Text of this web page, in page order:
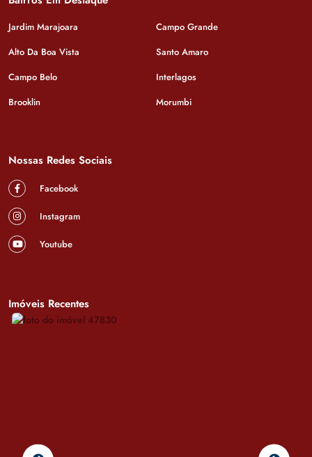
Jardim Marajoara
Campo Grande
Alto Da Boa Vista
Santo Amaro
Campo Belo
Interlagos
Brooklin
Morumbi
Nossas Redes Sociais
Facebook
Instagram
Youtube
Imóveis Recentes